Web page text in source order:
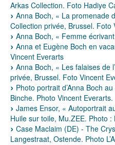
Arkas Collection. Foto Hadiye
Anna Boch, « La promenade
Collection privée, Brussel. Foto
Anna Boch, « Femme
Anna et Eugène Boch en
Vincent Everarts
Anna Boch, « Les falaises de
privée, Brussel. Foto Vincent
Photo portrait d’Anna Boch
Binche. Photo Vincent Everarts.
James Ensor, « Autoportrait
Huile sur toile, Mu.ZEE. Photo :
Case Maclaim (DE) - The
Langestraat, Ostende. Photo